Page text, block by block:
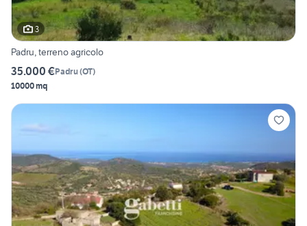
3
Padru, terreno agricolo
35.000 €Padru(OT)
10000 mq